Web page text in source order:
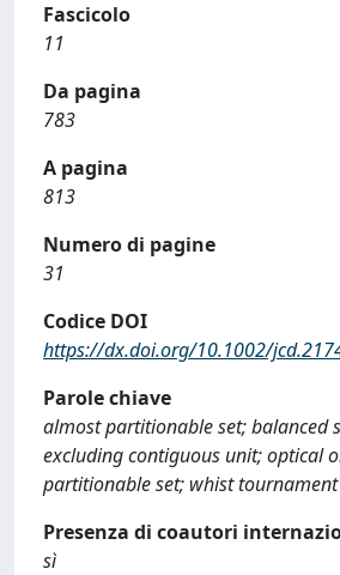
Fascicolo
11
Da pagina
783
A pagina
813
Numero di pagine
31
Codice DOI
https://dx.doi.org/10.1002/
Parole chiave
almost partitionable set; balanced
excluding contiguous unit; optical
partitionable set; whist tournament
Presenza di coautori
sì